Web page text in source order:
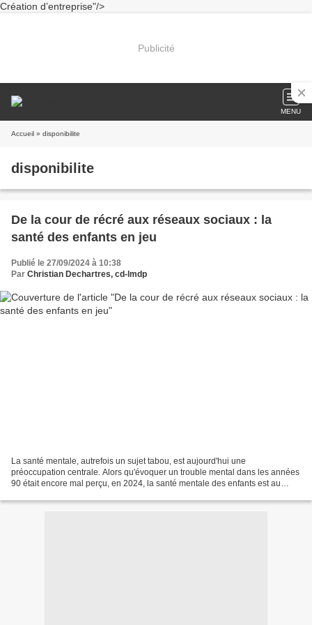
Création d’entreprise"/>
Publicité
MENU
Accueil » disponibilite
disponibilite
De la cour de récré aux réseaux sociaux : la
santé des enfants en jeu
Publié le 27/09/2024 à 10:38
Par Christian Dechartres, cd-lmdp
La santé mentale, autrefois un sujet tabou, est aujourd'hui une
préoccupation centrale. Alors qu'évoquer un trouble mental dans les années
90 était encore mal perçu, en 2024, la santé mentale des enfants est au